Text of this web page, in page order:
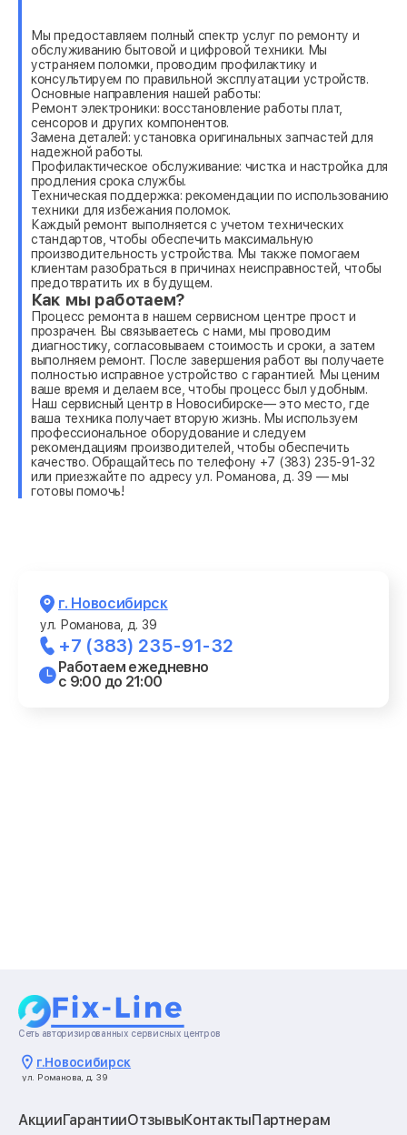
Мы предоставляем полный спектр услуг по ремонту и
обслуживанию бытовой и цифровой техники. Мы
устраняем поломки, проводим профилактику и
консультируем по правильной эксплуатации устройств.
Основные направления нашей работы:
Ремонт электроники: восстановление работы плат,
сенсоров и других компонентов.
Замена деталей: установка оригинальных запчастей для
надежной работы.
Профилактическое обслуживание: чистка и настройка для
продления срока службы.
Техническая поддержка: рекомендации по использованию
техники для избежания поломок.
Каждый ремонт выполняется с учетом технических
стандартов, чтобы обеспечить максимальную
производительность устройства. Мы также помогаем
клиентам разобраться в причинах неисправностей, чтобы
предотвратить их в будущем.
Как мы работаем?
Процесс ремонта в нашем сервисном центре прост и
прозрачен. Вы связываетесь с нами, мы проводим
диагностику, согласовываем стоимость и сроки, а затем
выполняем ремонт. После завершения работ вы получаете
полностью исправное устройство с гарантией. Мы ценим
ваше время и делаем все, чтобы процесс был удобным.
Наш сервисный центр в Новосибирске— это место, где
ваша техника получает вторую жизнь. Мы используем
профессиональное оборудование и следуем
рекомендациям производителей, чтобы обеспечить
качество. Обращайтесь по телефону +7 (383) 235-91-32
или приезжайте по адресу ул. Романова, д. 39 — мы
готовы помочь!
г. Новосибирск
ул. Романова, д. 39
+7 (383) 235-91-32
Работаем ежедневно
с 9:00 до 21:00
Сеть авторизированных сервисных центров
г.Новосибирск
ул. Романова, д. 39
АкцииГарантииОтзывыКонтактыПартнерам